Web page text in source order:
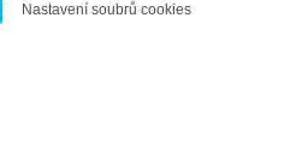
Nastavení soubrů cookies